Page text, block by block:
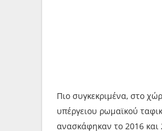
Πιο συγκεκριμένα, στο
υπέργειου ρωμαϊκού
ανασκάφηκαν το 2016 και